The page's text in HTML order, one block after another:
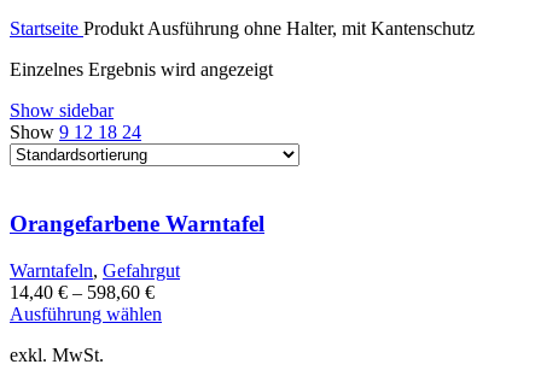
Startseite Produkt Ausführung ohne Halter, mit Kantenschutz
Einzelnes Ergebnis wird angezeigt
Show sidebar
Show 9 12 18 24
Orangefarbene Warntafel
Warntafeln, Gefahrgut
14,40 € – 598,60 €
Ausführung wählen
exkl. MwSt.